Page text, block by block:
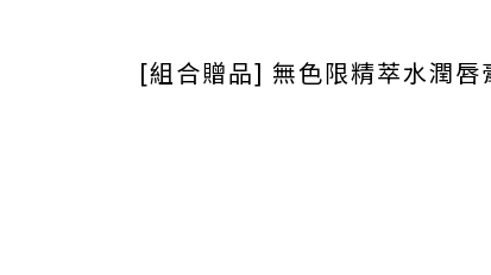
[組合贈品] 無色限精萃水潤